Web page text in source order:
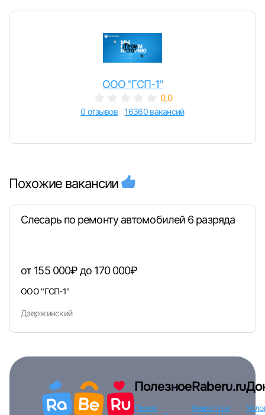
Войти
ООО "ГСП-1"
0,0
0 отзывов 16360 вакансий
Похожие вакансии
Слесарь по ремонту автомобилей 6 разряда
от 155 000₽ до 170 000₽
ООО "ГСП-1"
Дзержинский
Полезное
Поиск
Raberu.ru
Новости и